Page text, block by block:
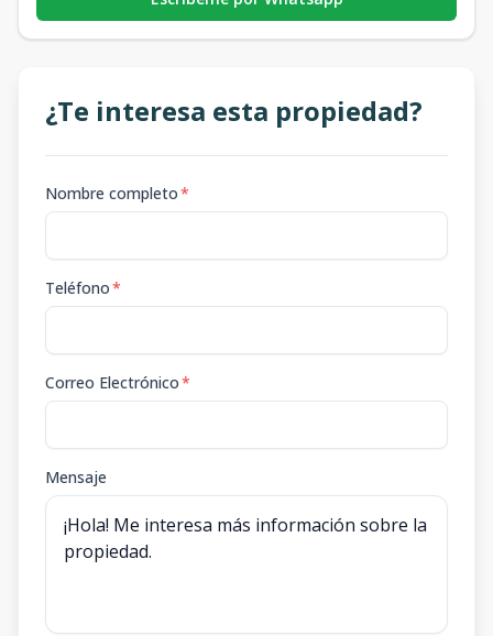
¿Te interesa esta propiedad?
Nombre completo*
Teléfono*
Correo Electrónico*
Mensaje